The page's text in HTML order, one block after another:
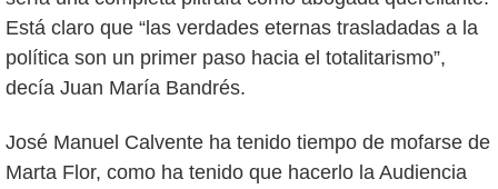
Está claro que “las verdades eternas trasladadas a la
política son un primer paso hacia el totalitarismo”,
decía Juan María Bandrés.
José Manuel Calvente ha tenido tiempo de mofarse de
Marta Flor, como ha tenido que hacerlo la Audiencia